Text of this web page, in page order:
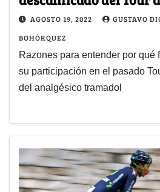
AGOSTO 19, 2022
GUSTAVO
BOHÓRQUEZ
Razones para entender por qué
su participación en el pasado
del analgésico tramadol